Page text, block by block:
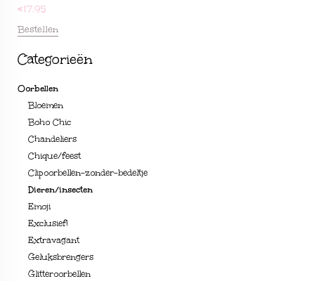
€17,95
Bestellen
Categorieën
Oorbellen
Bloemen
Boho Chic
Chandeliers
Chique/feest
Clipoorbellen-zonder-bedeltje
Dieren/insecten
Emoji
Exclusief!
Extravagant
Geluksbrengers
Glitteroorbellen